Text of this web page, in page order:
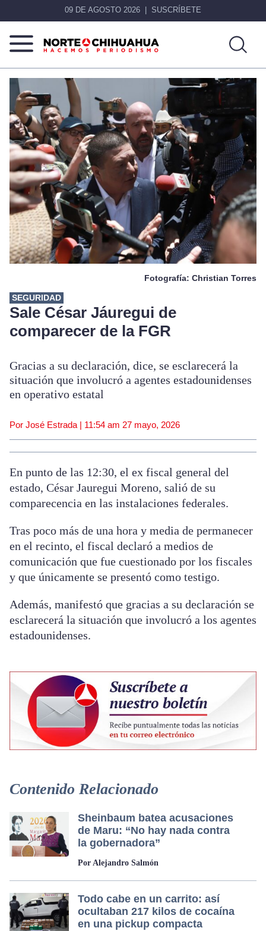
09 DE AGOSTO 2026 SUSCRÍBETE
Norte
Chihuahua
Más
noticias,
hacemos periodismo
Fotografía: Christian Torres
SEGURIDAD
Sale César Jáuregui de
comparecer de la FGR
Gracias a su declaración, dice, se esclarecerá la
situación que involucró a agentes estadounidenses
en operativo estatal
Por José Estrada | 11:54 am 27 mayo, 2026
En punto de las 12:30, el ex fiscal general del
estado, César Jauregui Moreno, salió de su
comparecencia en las instalaciones federales.
Tras poco más de una hora y media de permanecer
en el recinto, el fiscal declaró a medios de
comunicación que fue cuestionado por los fiscales
y que únicamente se presentó como testigo.
Además, manifestó que gracias a su declaración se
esclarecerá la situación que involucró a los agentes
estadounidenses.
Contenido Relacionado
Sheinbaum batea acusaciones
de Maru: “No hay nada contra
la gobernadora”
Por Alejandro Salmón
Todo cabe en un carrito: así
ocultaban 217 kilos de cocaína
en una pickup compacta